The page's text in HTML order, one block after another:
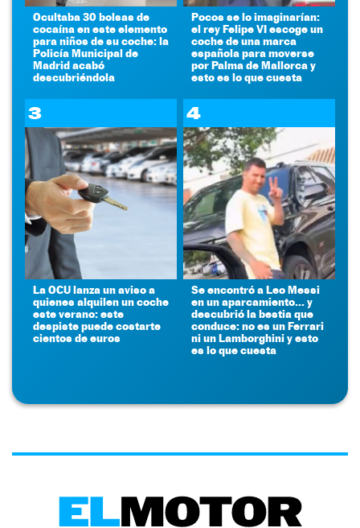
Ocultaba 30 bolsas de
cocaína en este elemento
para niños de su coche: la
Policía Municipal de
Madrid acabó
descubriéndola
Pocos se lo imaginarían:
el rey Felipe VI escoge un
coche de una marca
española para moverse
por Palma de Mallorca y
esto es lo que cuesta
3
La OCU lanza un aviso a
quienes alquilen un coche
este verano: este
despiste puede costarte
cientos de euros
4
Se encontró a Leo Messi
en un aparcamiento... y
descubrió la bestia que
conduce: no es un Ferrari
ni un Lamborghini y esto
es lo que cuesta